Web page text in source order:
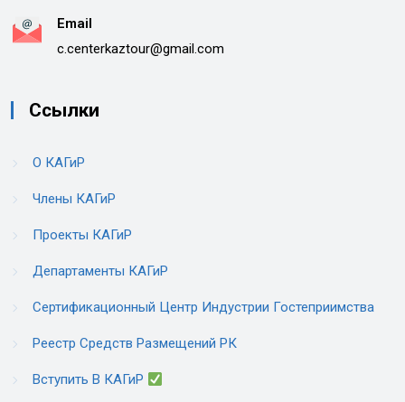
Email
c.centerkaztour@gmail.com
Ссылки
О КАГиР
Члены КАГиР
Проекты КАГиР
Департаменты КАГиР
Сертификационный Центр Индустрии Гостеприимства
Реестр Средств Размещений РК
Вступить В КАГиР